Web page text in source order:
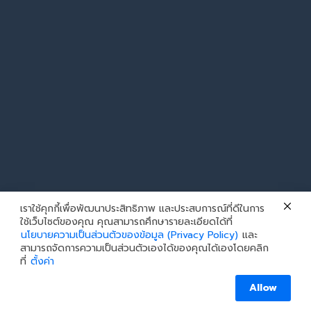
เราใช้คุกกี้เพื่อพัฒนาประสิทธิภาพ และประสบการณ์ที่ดีในการ
ใช้เว็บไซต์ของคุณ คุณสามารถศึกษารายละเอียดได้ที่
นโยบายความเป็นส่วนตัวของข้อมูล (Privacy Policy) และ
สามารถจัดการความเป็นส่วนตัวเองได้ของคุณได้เองโดยคลิก
ที่ ตั้งค่า
Allow